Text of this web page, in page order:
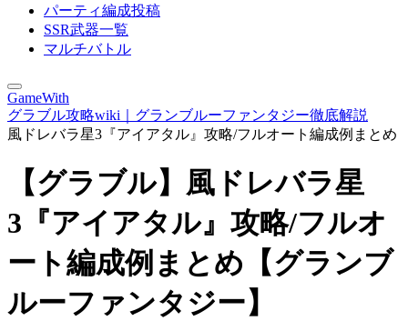
パーティ編成投稿
SSR武器一覧
マルチバトル
GameWith
グラブル攻略wiki｜グランブルーファンタジー徹底解説
風ドレバラ星3『アイアタル』攻略/フルオート編成例まとめ
【グラブル】風ドレバラ星
3『アイアタル』攻略/フルオ
ート編成例まとめ【グランブ
ルーファンタジー】